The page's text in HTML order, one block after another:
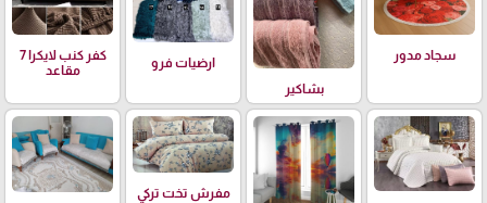
سجاد مدور
بشاكير
ارضيات فرو
كفر كنب لايكرا 7
مقاعد
مفرش تخت تركي